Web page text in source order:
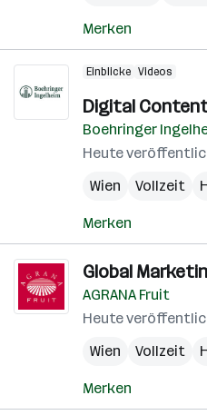
Merken
Einblicke Videos
Digital
Boehringer
Heute
Wien
Vollzeit
Merken
Global
AGRANA Fruit
Heute
Wien
Vollzeit
Merken